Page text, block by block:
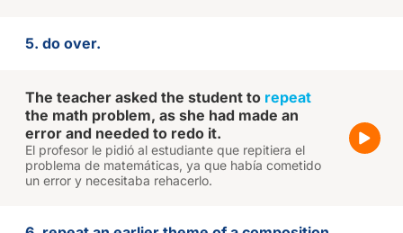
5. do over.
The teacher asked the student to repeat
the math problem, as she had made an
error and needed to redo it.
El profesor le pidió al estudiante que repitiera el
problema de matemáticas, ya que había cometido
un error y necesitaba rehacerlo.